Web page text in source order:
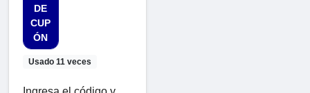
DE
CUP
ÓN
Usado 11 veces